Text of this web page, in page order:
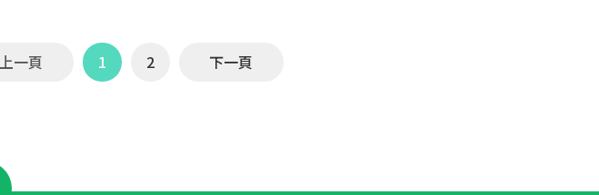
及大學授課經驗。請檢附至少三門有授課經
本，無者免附)。 曾獲得國內外獎項、榮譽或證
上一頁 1 2 下一頁